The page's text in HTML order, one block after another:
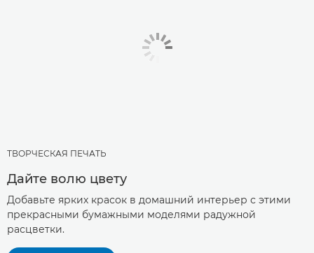
ТВОРЧЕСКАЯ ПЕЧАТЬ
Дайте волю цвету
Добавьте ярких красок в домашний интерьер с этими
прекрасными бумажными моделями радужной
расцветки.